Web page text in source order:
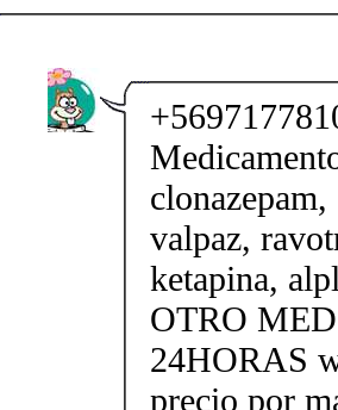
valpaz,
ketapina,
OTRO
24HORAS
precio por